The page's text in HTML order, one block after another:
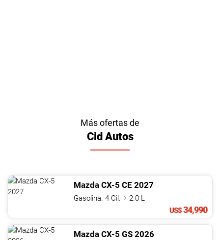
Más ofertas de
Cid Autos
Mazda CX-5 CE 2027
Gasolina. 4 Cil.
2.0 L
US$34,990
Mazda CX-5 GS 2026